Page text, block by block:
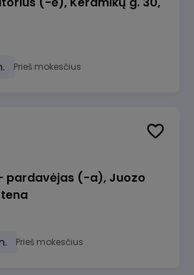
Prieš mokesčius
pardavėjas (-a), Juozo
Prieš mokesčius